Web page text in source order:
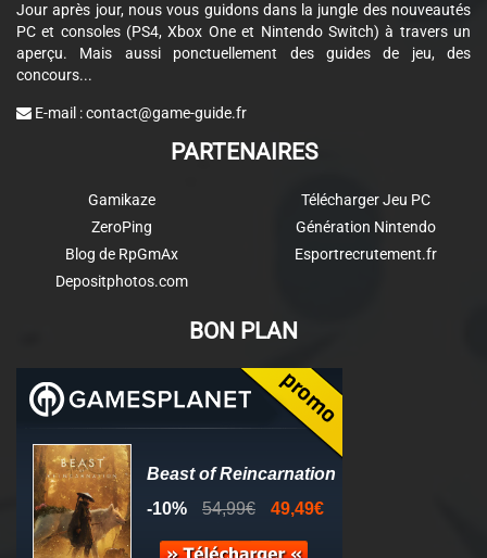
Jour après jour, nous vous guidons dans la jungle des nouveautés
PC et consoles (PS4, Xbox One et Nintendo Switch) à travers un
aperçu. Mais aussi ponctuellement des guides de jeu, des
concours...
E-mail :contact@game-guide.fr
PARTENAIRES
Gamikaze
ZeroPing
Blog de RpGmAx
Depositphotos.com
Télécharger Jeu PC
Génération Nintendo
Esportrecrutement.fr
BON PLAN